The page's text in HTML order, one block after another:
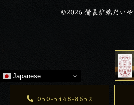
Japanese
©2026 備長炉端だい
050-5448-8652